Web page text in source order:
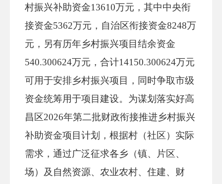
村振兴补助资金13610万元， 其中中央衔
接资金5362万元， 自治区衔接资金8248万
元， 另有历年乡村振兴项目结余资金
540.300624万元，合计14150.300624万元
可用于安排乡村振兴项目，同时争取市级
资金统筹用于项目建设。 为谋划落实好高
昌区2026年第二批财政衔接推进乡村振兴
补助资金项目 计划 ，根据村（社区） 实际
需求，通过广泛征求各乡（镇、片区、
场）及 自然资源、 农业农村、 住建、财